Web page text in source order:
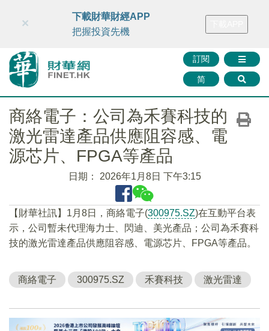
財華智庫網 FINTV FINMETA 財華證券 媒體矩陣
訂閱
简
×
下載財華財經APP
把握投資先機
商絡電子：公司為禾賽科技的
激光雷達產品供應阻容感、電
源芯片、FPGA等產品
日期： 2026年1月8日 下午3:15
【財華社訊】1月8日，商絡電子(300975.SZ)在互動平台表
示，公司暫未代理海力士、閃迪、美光產品；公司為禾賽科
技的激光雷達產品供應阻容感、電源芯片、FPGA等產品。
商絡電子 300975.SZ 禾賽科技 激光雷達